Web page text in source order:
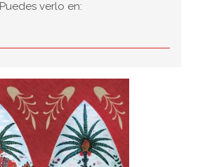
Puedes verlo en: